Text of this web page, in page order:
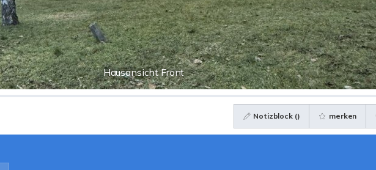
Hausansicht Front
Notizblock () merken